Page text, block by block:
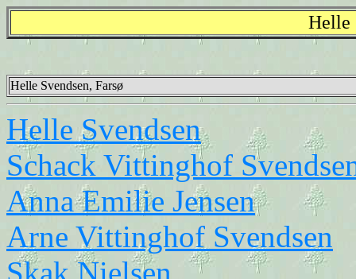
Helle
Helle Svendsen, Farsø
Helle Svendsen
Schack Vittinghof
Anna Emilie Jensen
Arne Vittinghof Svendsen